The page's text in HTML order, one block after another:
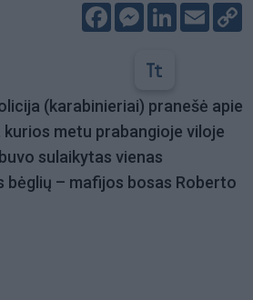
FacebookMessenger
LinkedIn
Email
(karabinieriai) pranešė apie
metu prabangioje viloje
sulaikytas vienas
bėglių – mafijos bosas Roberto